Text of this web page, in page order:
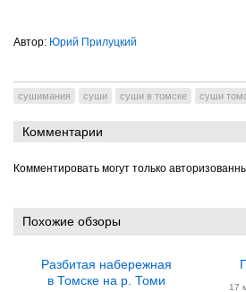
Автор: Юрий Прилуцкий
сушимания суши суши в томске суши
Комментарии
Комментировать могут только
Похожие обзоры
Разбитая набережная
в Томске на р. Томи
17